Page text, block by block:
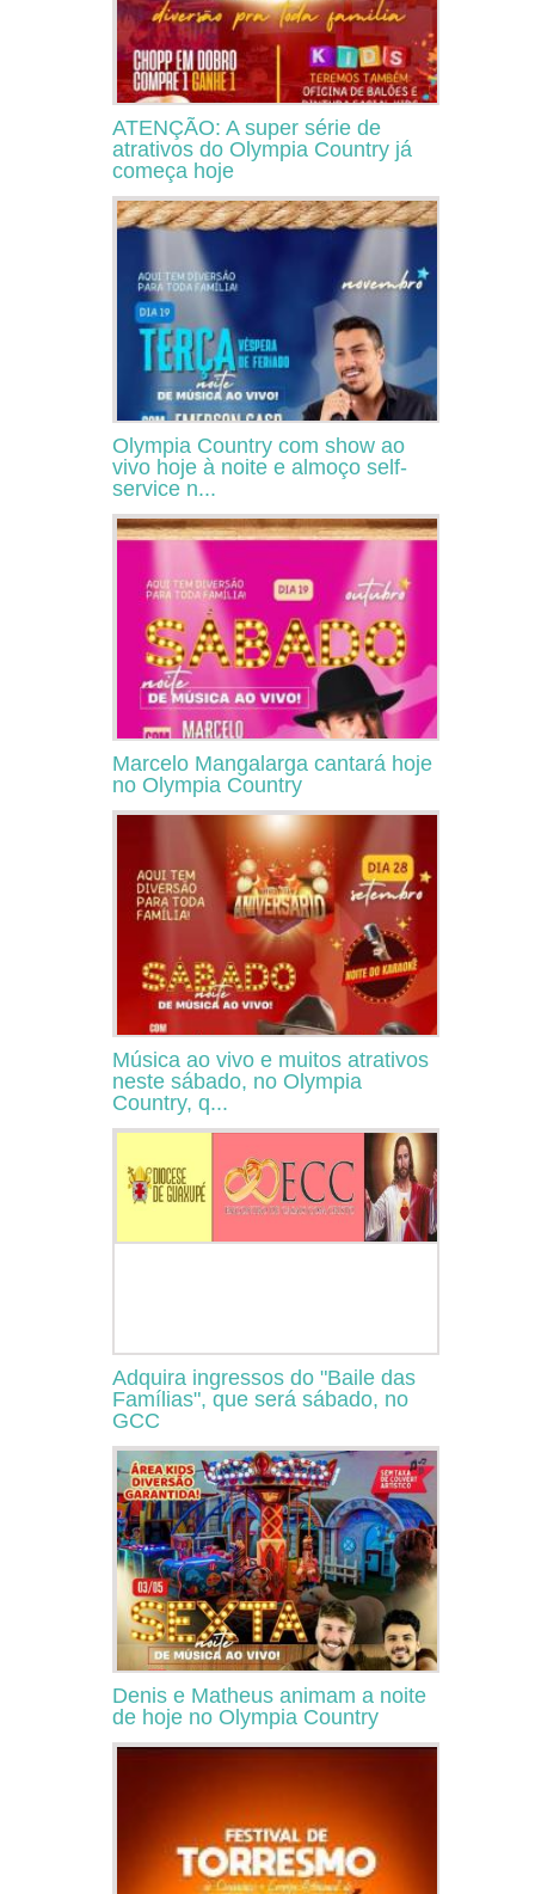
ATENÇÃO: A super série de
atrativos do Olympia Country já
começa hoje
Olympia Country com show ao
vivo hoje à noite e almoço self-
service n...
Marcelo Mangalarga cantará hoje
no Olympia Country
Música ao vivo e muitos atrativos
neste sábado, no Olympia
Country, q...
Adquira ingressos do "Baile das
Famílias", que será sábado, no
GCC
Denis e Matheus animam a noite
de hoje no Olympia Country